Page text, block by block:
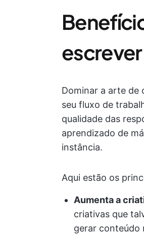
escrever
Dominar a arte de
seu fluxo de
qualidade das
aprendizado de
instância.
Aqui estão os
Aumenta a
criativas que
gerar conteúdo